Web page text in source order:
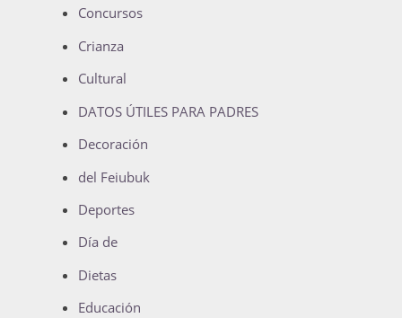
Concursos
Crianza
Cultural
DATOS ÚTILES PARA PADRES
Decoración
del Feiubuk
Deportes
Día de
Dietas
Educación